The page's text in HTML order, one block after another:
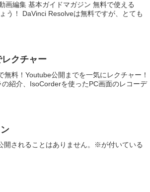
画編集 基本ガイドマガジン 無料で使える
う！ DaVinci Resolveは無料ですが、とても
クチャー
料！Youtube公開までを一気にレクチャー！
紹介、IsoCorderを使ったPC画面のレコーデ
開されることはありません。※が付いている